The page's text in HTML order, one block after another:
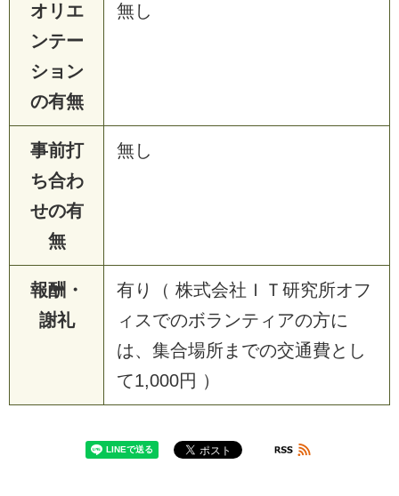
オリエ
ンテー
ション
の有無
無し
事前打
ち合わ
せの有
無
無し
報酬・
謝礼
有り（ 株式会社ＩＴ研究所オフ
ィスでのボランティアの方に
は、集合場所までの交通費とし
て1,000円 ）